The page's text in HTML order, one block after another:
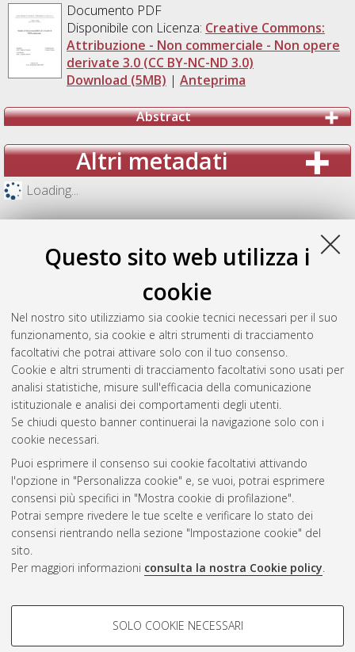
Questo sito web utilizza i
cookie
Nel nostro sito utilizziamo sia cookie tecnici necessari per il suo
funzionamento, sia cookie e altri strumenti di tracciamento
facoltativi che potrai attivare solo con il tuo consenso.
Cookie e altri strumenti di tracciamento facoltativi sono usati per
analisi statistiche, misure sull'efficacia della comunicazione
istituzionale e analisi dei comportamenti degli utenti.
Se chiudi questo banner continuerai la navigazione solo con i
cookie necessari.
Puoi esprimere il consenso sui cookie facoltativi attivando
l'opzione in "Personalizza cookie" e, se vuoi, potrai esprimere
consensi più specifici in "Mostra cookie di profilazione".
Potrai sempre rivedere le tue scelte e verificare lo stato dei
consensi rientrando nella sezione "Impostazione cookie" del
sito.
Per maggiori informazioni consulta la nostra Cookie policy.
COOKIE DI PROFILAZIONE -
SOLO COOKIE NECESSARI
Documento PDF
Disponibile con Licenza: Creative Commons:
Attribuzione - Non commerciale - Non opere
derivate 3.0 (CC BY-NC-ND 3.0)
Download (5MB) | Anteprima
Abstract
Altri metadati
Loading...
Gestione del documento:
Atom
Rss 1.0
Rss 2.0
AMS Laurea
Impostazioni Cookie
Informativa sulla privacy
Condizioni d’uso del sito